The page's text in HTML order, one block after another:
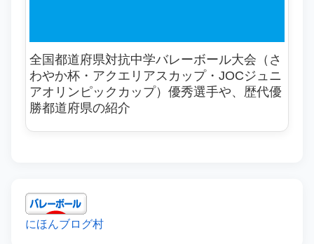
全国都道府県対抗中学バレーボール大会（さ
わやか杯・アクエリアスカップ・JOCジュニ
アオリンピックカップ）優秀選手や、歴代優
勝都道府県の紹介
にほんブログ村